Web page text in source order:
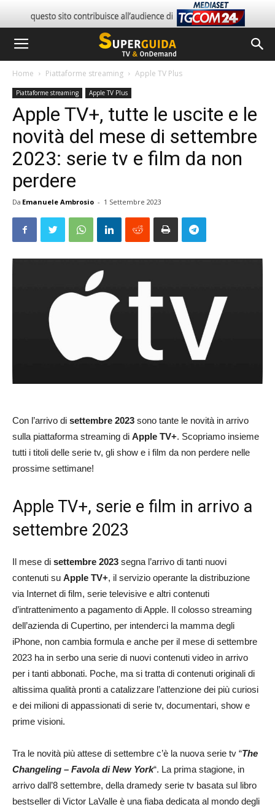
Home Piattaforme streaming Apple TV Plus
Piattaforme streaming Apple TV Plus
Apple TV+, tutte le uscite e le
novità del mese di settembre
2023: serie tv e film da non
perdere
Da Emanuele Ambrosio - 1 Settembre 2023
Con l’arrivo di settembre 2023 sono tante le novità in arrivo
sulla piattaforma streaming di Apple TV+. Scopriamo insieme
tutti i titoli delle serie tv, gli show e i film da non perdere nelle
prossime settimane!
Apple TV+, serie e film in arrivo a
settembre 2023
Il mese di settembre 2023 segna l’arrivo di tanti nuovi
contenuti su Apple TV+, il servizio operante la distribuzione
via Internet di film, serie televisive e altri contenuti
d’intrattenimento a pagamento di Apple. Il colosso streaming
dell’azienda di Cupertino, per intenderci la mamma degli
iPhone, non cambia formula e anche per il mese di settembre
2023 ha in serbo una serie di nuovi contenuti video in arrivo
per i tanti abbonati. Poche, ma si tratta di contenuti originali di
altissima qualità pronti a catalizzare l’attenzione dei più curiosi
e dei milioni di appassionati di serie tv, documentari, show e
prime visioni.
Tra le novità più attese di settembre c’è la nuova serie tv “The
Changeling – Favola di New York“. La prima stagione, in
arrivo dall’8 settembre, della dramedy serie tv basata sul libro
bestseller di Victor LaValle è una fiaba dedicata al mondo degli